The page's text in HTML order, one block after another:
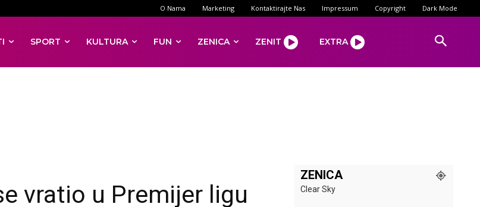
O Nama Marketing Kontaktirajte Nas Impressum Copyright Dark Mode
SPORT KULTURA FUN ZENICA ZENIT EXTRA
vratio u Premijer ligu
ZENICA
Clear Sky